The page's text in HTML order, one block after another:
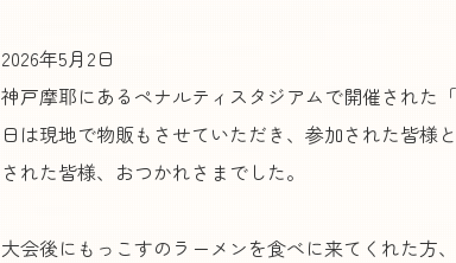
2026年5月2日
神戸摩耶にあるペナルティスタジアムで開催された
日は現地で物販もさせていただき、参加された皆様
された皆様、おつかれさまでした。
大会後にもっこすのラーメンを食べに来てくれた方